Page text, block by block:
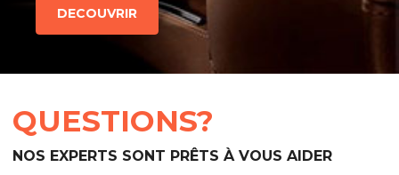
DECOUVRIR
QUESTIONS?
NOS EXPERTS SONT PRÊTS À VOUS AIDER